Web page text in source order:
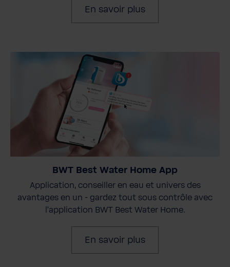
En savoir plus
BWT Best Water Home App
Application, conseiller en eau et univers des
avantages en un - gardez tout sous contrôle avec
l'application BWT Best Water Home.
En savoir plus